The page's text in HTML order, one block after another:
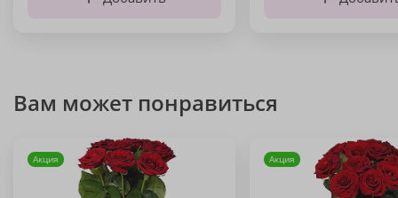
Вам может понравиться
Акция Акция